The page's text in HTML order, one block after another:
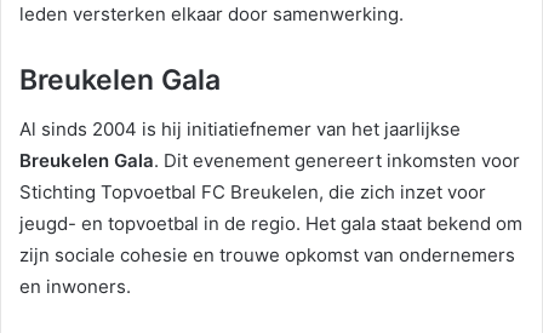
leden versterken elkaar door samenwerking.
Breukelen Gala
Al sinds 2004 is hij initiatiefnemer van het jaarlijkse
Breukelen Gala. Dit evenement genereert inkomsten voor
Stichting Topvoetbal FC Breukelen, die zich inzet voor
jeugd- en topvoetbal in de regio. Het gala staat bekend om
zijn sociale cohesie en trouwe opkomst van ondernemers
en inwoners.